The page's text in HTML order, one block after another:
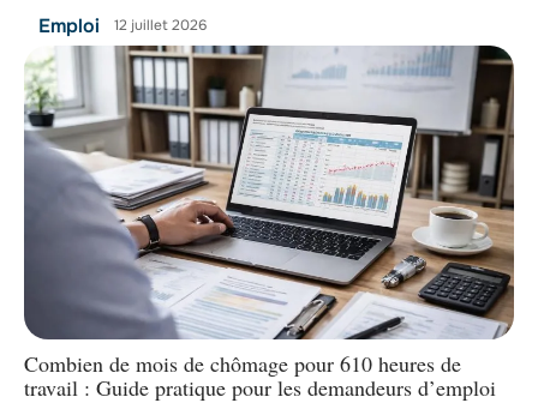
Emploi 12 juillet 2026
Combien de mois de chômage pour 610 heures de
travail : Guide pratique pour les demandeurs d’emploi